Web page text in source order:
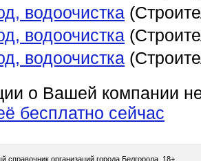
водоочистка
водоочистка
водоочистка
о Вашей компании
бесплатно сейчас
справочник организаций города Белгорода. 18+